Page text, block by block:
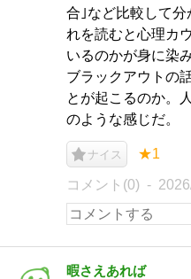
合｣など比較して分
れを読むと心理カ
いるのかが身に染
ブラックアウトの
とが起こるのか。
のような感じだ。
ナイス ★1
コメント(0)
暇さえあれば